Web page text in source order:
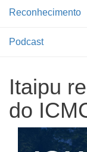
Reconhecimento
Podcast
Itaipu
do